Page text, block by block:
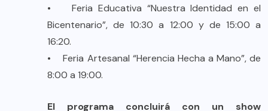
• Feria Educativa “Nuestra Identidad en el
Bicentenario”, de 10:30 a 12:00 y de 15:00 a
16:20.
• Feria Artesanal “Herencia Hecha a Mano”, de
8:00 a 19:00.
El programa concluirá con un show